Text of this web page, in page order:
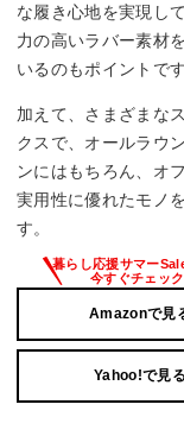
な履き心地を実現し
力の高いラバー素材
いるのもポイントです
加えて、さまざまな
クスで、オールラウ
ンにはもちろん、オ
実用性に優れたモノ
す。
Amazonで見
Yahoo!で見る